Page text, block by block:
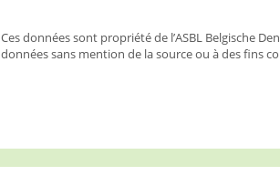
Ces données sont propriété de l’ASBL Belgische
données sans mention de la source ou à des fins